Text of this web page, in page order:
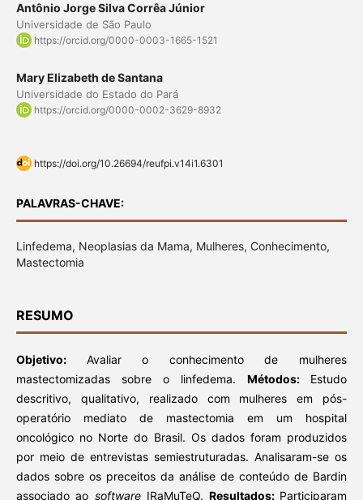
Antônio Jorge Silva Corrêa Júnior
Universidade de São Paulo
https://orcid.org/0000-0003-1665-1521
Mary Elizabeth de Santana
Universidade do Estado do Pará
https://orcid.org/0000-0002-3629-8932
https://doi.org/10.26694/reufpi.v14i1.6301
PALAVRAS-CHAVE:
Linfedema, Neoplasias da Mama, Mulheres, Conhecimento,
Mastectomia
RESUMO
Objetivo: Avaliar o conhecimento de mulheres
mastectomizadas sobre o linfedema.Métodos: Estudo
descritivo, qualitativo, realizado com mulheres em pós-
operatório mediato de mastectomia em um hospital
oncológico no Norte do Brasil. Os dados foram produzidos
por meio de entrevistas semiestruturadas. Analisaram-se os
dados sobre os preceitos da análise de conteúdo de Bardin
associado ao softwareIRaMuTeQ. Resultados: Participaram